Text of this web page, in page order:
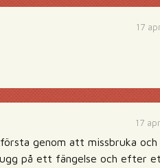
17
17
genom att missbruka
på ett fängelse och efter